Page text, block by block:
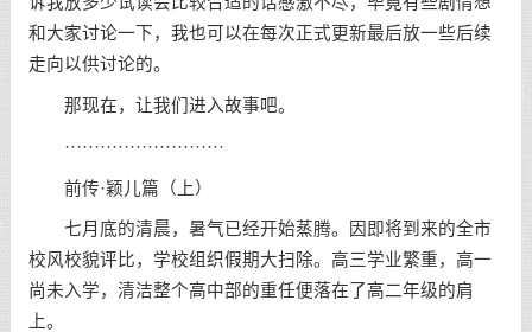
和大家讨论一下，我也可以在每次正式更新最后放一些后续
走向以供讨论的。
那现在，让我们进入故事吧。
···························
前传·颖儿篇（上）
七月底的清晨，暑气已经开始蒸腾。因即将到来的全市
校风校貌评比，学校组织假期大扫除。高三学业繁重，高一
尚未入学，清洁整个高中部的重任便落在了高二年级的肩
上。